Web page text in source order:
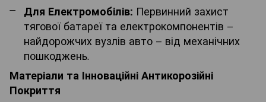
Для Електромобілів: Первинний захист
тягової батареї та електрокомпонентів –
найдорожчих вузлів авто – від механічних
пошкоджень.
Матеріали та Інноваційні Антикорозійні
Покриття